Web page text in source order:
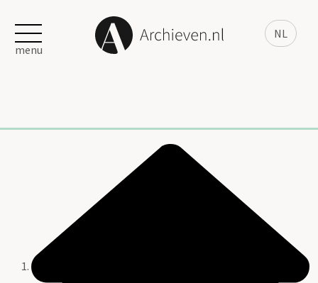
NL
menu